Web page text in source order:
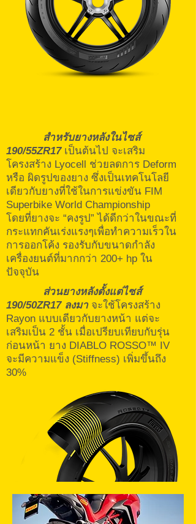
สำหรับยางหลังในไซส์
190/55ZR17เป็นต้นไป จะเสริม
โครงสร้าง Lyocell ช่วยลดการ Deform
หรือ ผิดรูปของยาง ซึ่งเป็นเทคโนโลยี
เดียวกับยางที่ใช้ในการแข่งขัน FIM
Superbike World Championship
โดยที่ยางจะ “คงรูป” ได้ดีกว่าในขณะที่
กระแทกคันเร่งแรงๆเพื่อทำความเร็วใน
การออกโค้ง รองรับกับขนาดกำลัง
เครื่องยนต์ที่มากกว่า 200+ hp ใน
ปัจจุบัน
ส่วนยางหลังตั้งแต่ไซส์
190/50ZR17 ลงมาจะใช้โครงสร้าง
Rayon แบบเดียวกับยางหน้า แต่จะ
เสริมเป็น 2 ชั้น เมื่อเปรียบเทียบกับรุ่น
ก่อนหน้า ยาง DIABLO ROSSO™ IV
จะมีความแข็ง (Stiffness) เพิ่มขึ้นถึง
30%